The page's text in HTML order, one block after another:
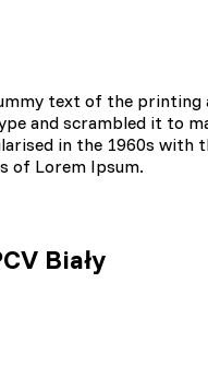
text of the printing
and scrambled it to
in the 1960s
of Lorem Ipsum.
Biały
Pliki cookie dotyczące
np. preferowany język lub
na stronie, gromadząc i